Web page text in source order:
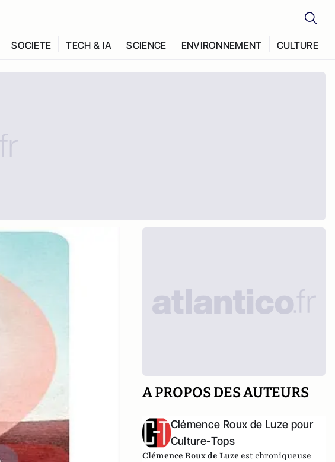
SOCIETE TECH & IA SCIENCE ENVIRONNEMENT CULTURE
A PROPOS DES AUTEURS
Clémence Roux de Luze pour
Culture-Tops
Clémence Roux de Luze est chroniqueuse